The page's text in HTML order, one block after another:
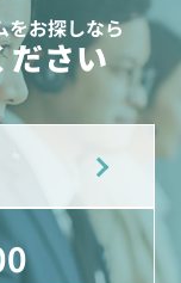
をお探しなら
さい